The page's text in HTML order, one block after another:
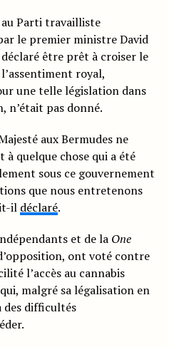
Parti travailliste
le premier ministre David
être prêt à croiser le
royal,
une telle législation dans
n’était pas donné.
aux Bermudes ne
quelque chose qui a été
sous ce gouvernement
que nous entretenons
il déclaré.
et de la One
ont voté contre
l’accès au cannabis
malgré sa légalisation en
des difficultés